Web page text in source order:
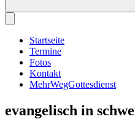
Startseite
Termine
Fotos
Kontakt
MehrWegGottesdienst
evangelisch in